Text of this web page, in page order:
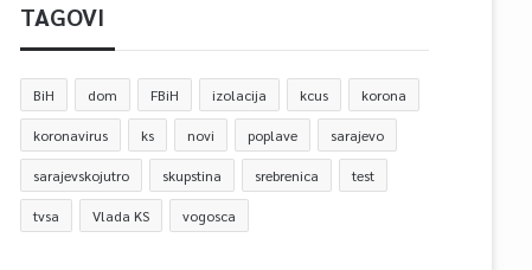
TAGOVI
BiH dom FBiH izolacija kcus korona
koronavirus ks novi poplave sarajevo
sarajevskojutro skupstina srebrenica test
tvsa Vlada KS vogosca